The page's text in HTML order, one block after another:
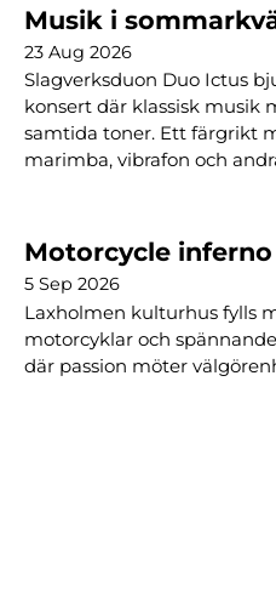
Musik i
23 Aug 2026
Slagverksduon Duo Ictus
konsert där klassisk musik
samtida toner. Ett färgrikt
marimba, vibrafon och
Motorcycle
5 Sep 2026
Laxholmen kulturhus fylls
motorcyklar och
där passion möter